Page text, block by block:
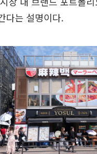
다는 설명이다.